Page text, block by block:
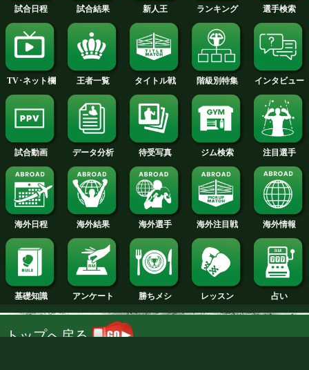
2012年
2011年
2010年
2009年
2008年